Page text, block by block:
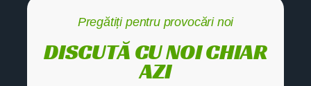
Pregătiți pentru provocări noi
DISCUTĂ CU NOI CHIAR
AZI